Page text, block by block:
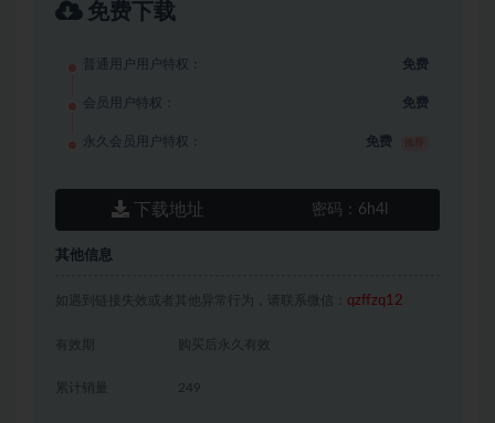
免费下载
普通用户用户特权： 免费
会员用户特权： 免费
永久会员用户特权： 免费
下载地址 密码： 6h4l
其他信息
如遇到链接失效或者其他异常行为，请联系微信： qzffzq12
有效期 购买后永久有效
累计销量 249